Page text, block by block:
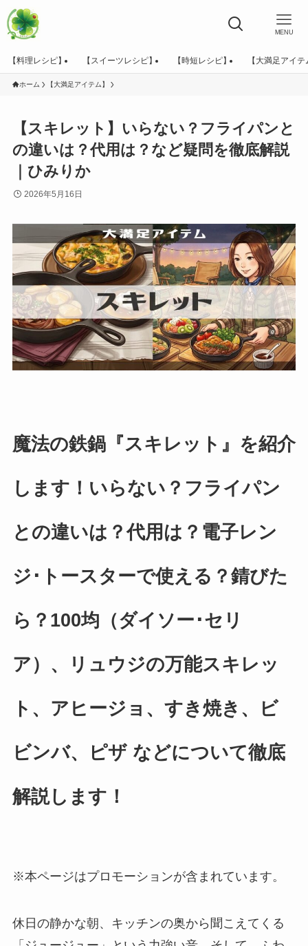
MENU
【料理レシピ】 【スイーツレシピ】 【時短レシピ】 【大満足アイテ
ホーム 【大満足アイテム】
【スキレット】いらない？フライパンと
の違いは？代用は？など疑問を徹底解説
｜ひみりか
2026年5月16日
魔法の鉄鍋『スキレット』を紹介
します！いらない？フライパン
との違いは？代用は？電子レン
ジ･トースターで使える？錆びた
ら？100均（ダイソー･セリ
ア）、リュウジの万能スキレッ
ト、アヒージョ、すき焼き、ビ
ビンバ、ピザ などについて徹底
解説します！
※本ページはプロモーションが含まれています。
休日の静かな朝、キッチンの奥から聞こえてくる